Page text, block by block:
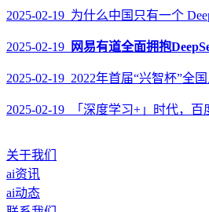
2025-02-19 为什么中国只有一个
2025-02-19 网易有道全面拥抱
2025-02-19 2022年首届“兴智杯”全
2025-02-19 「深度学习+」时代，百
关于我们
ai资讯
ai动态